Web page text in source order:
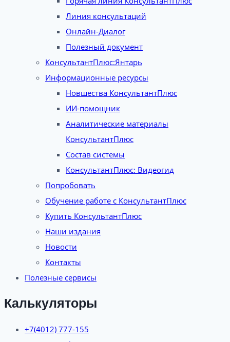
Линия консультаций
Онлайн-Диалог
Полезный документ
КонсультантПлюс:Янтарь
Информационные ресурсы
Новшества КонсультантПлюс
ИИ-помощник
Аналитические материалы
КонсультантПлюс
Состав системы
КонсультантПлюс: Видеогид
Попробовать
Обучение работе с КонсультантПлюс
Купить КонсультантПлюс
Наши издания
Новости
Контакты
Полезные сервисы
Калькуляторы
+7(4012) 777-155